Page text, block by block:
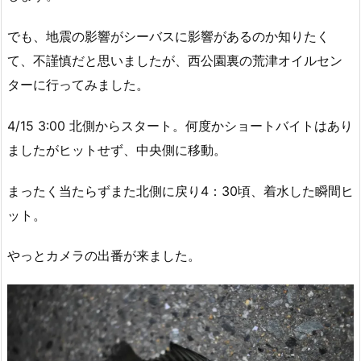
でも、地震の影響がシーバスに影響があるのか知りたく
て、不謹慎だと思いましたが、西公園裏の荒津オイルセン
ターに行ってみました。
4/15 3:00 北側からスタート。何度かショートバイトはあり
ましたがヒットせず、中央側に移動。
まったく当たらずまた北側に戻り4：30頃、着水した瞬間ヒ
ット。
やっとカメラの出番が来ました。